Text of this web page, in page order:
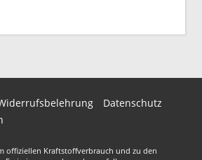
drucken
Datenschutz
offiziellen Kraftstoffverbrauch und zu den